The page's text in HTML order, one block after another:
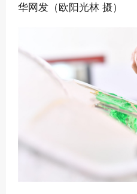
华网发（欧阳光林 摄）